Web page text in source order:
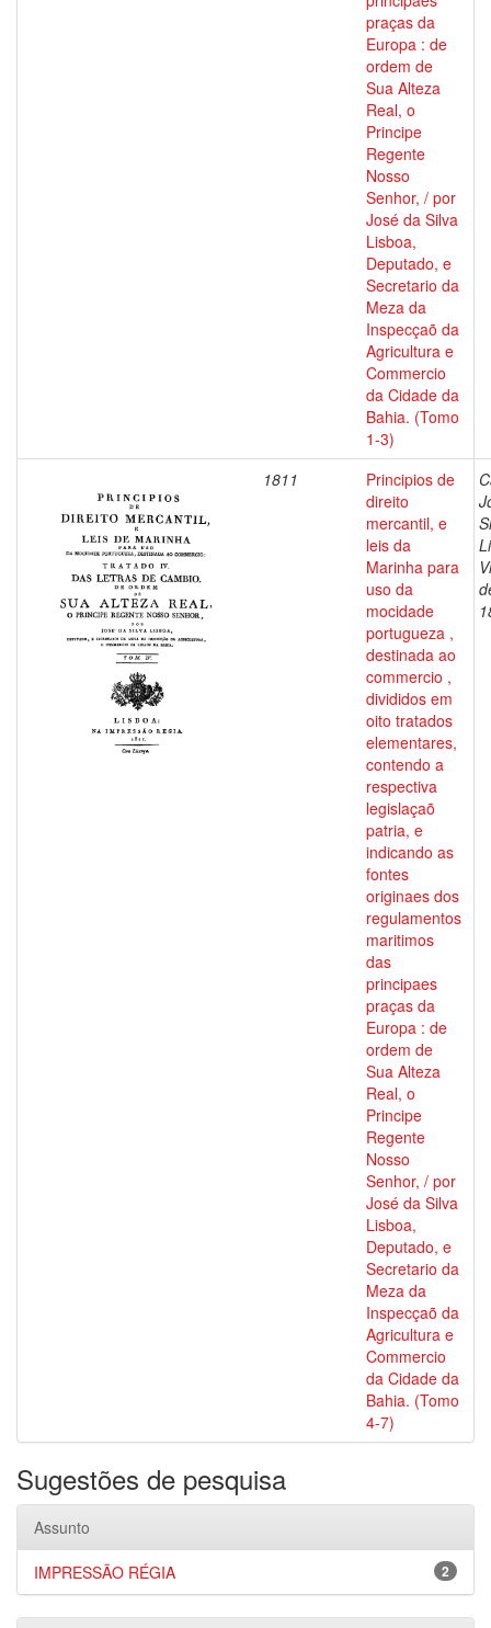
praças da
Europa : de
ordem de
Sua Alteza
Real, o
Principe
Regente
Nosso
Senhor, / por
José da Silva
Lisboa,
Deputado, e
Secretario da
Meza da
Inspecçaõ da
Agricultura e
Commercio
da Cidade da
Bahia. (Tomo
1-3)
1811
Principios de
direito
mercantil, e
leis da
Marinha para
uso da
mocidade
portugueza ,
destinada ao
commercio ,
divididos em
oito tratados
elementares,
contendo a
respectiva
legislaçaõ
patria, e
indicando as
fontes
originaes dos
regulamentos
maritimos
das
principaes
praças da
Europa : de
ordem de
Sua Alteza
Real, o
Principe
Regente
Nosso
Senhor, / por
José da Silva
Lisboa,
Deputado, e
Secretario da
Meza da
Inspecçaõ da
Agricultura e
Commercio
da Cidade da
Bahia. (Tomo
4-7)
Sugestões de pesquisa
Assunto
2
IMPRESSÃO RÉGIA